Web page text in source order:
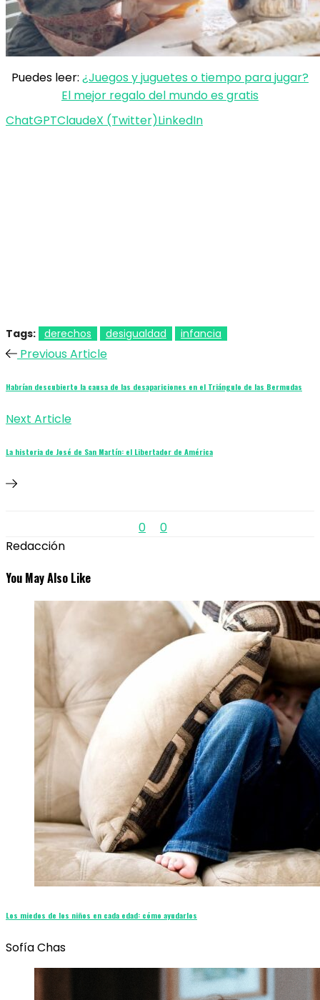
Puedes leer: ¿Juegos y juguetes o tiempo para jugar?
El mejor regalo del mundo es gratis
ChatGPTClaudeX (Twitter)LinkedIn
Tags: derechos desigualdad infancia
Previous Article
Habrían descubierto la causa de las desapariciones en el Triángulo de las Bermudas
Next Article
La historia de José de San Martín: el Libertador de América
0
0
Redacción
You May Also Like
Los miedos de los niños en cada edad: cómo ayudarlos
Sofía Chas